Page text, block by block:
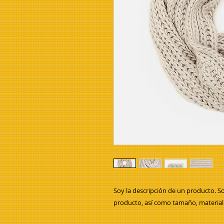
Soy la descripción de un producto.
producto, así como tamaño,